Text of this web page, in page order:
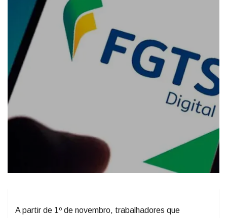
A partir de 1º de novembro, trabalhadores que